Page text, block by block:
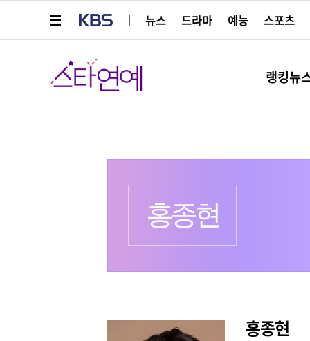
뉴스
드라마 예능 스포츠
스타연예
랭킹뉴
홍종현
프로필
홍종현
출생 :